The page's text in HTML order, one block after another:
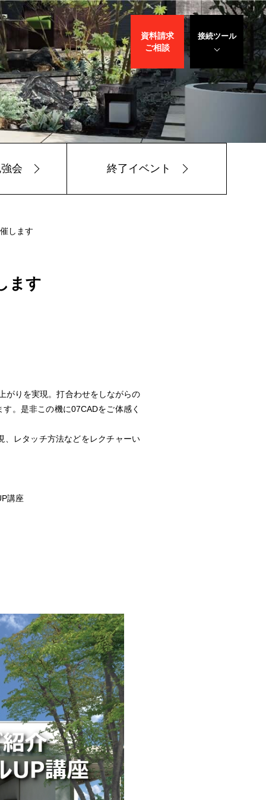
接続ツール
遠隔サポート
サリバン先生
WEBデモ
サポート
資料請求
ご相談
会 終了イベント
します
ます
がりを実現。打合わせをしながらの
。是非この機に07CADをご体感く
、レタッチ方法などをレクチャーい
講座